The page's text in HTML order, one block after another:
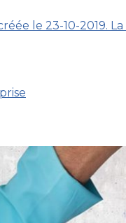
le 23-10-2019.